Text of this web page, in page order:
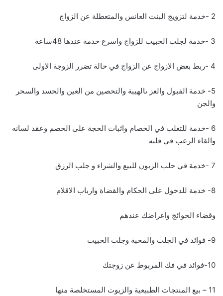
2 -خدمة لتزويج البنت العانس والمتعطلة عن الزواج
3 -خدمة لجلب الحبيب للزواج واسرع خدمة عندها 48ساعة
4 -ربط بعض الازواج عن الزواج في حالة تضرر الزوجة الاولى
5- خدمة القبول والعز ىالهيبة والتحصين من العين والحسد والسحر
والجن
6 -خدمة للتغلب في الخصام واثبات الحجة على الخصم وعقد لسانه
والقاء الرعب في قلبه
7 -خدمة في جلب الزبون للبيع والشراء و جلب الرزق
8- خدمة للدخول على الحكام والقضاة وارباب الاقلام
وقضاء الحوائج واغراضك عندهم
9- فوائد في الجلب والمحبة وجلب الحبيب
10-فوائد في فك المربوط عن زوجتك
11 – بيع المنتجات الطبيعية والزيوت المستخلصة منها